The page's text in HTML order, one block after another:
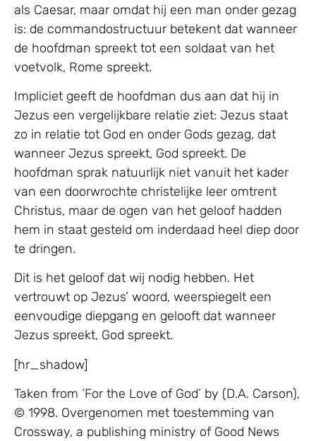
als Caesar, maar omdat hij een man onder gezag
is: de commandostructuur betekent dat wanneer
de hoofdman spreekt tot een soldaat van het
voetvolk, Rome spreekt.
Impliciet geeft de hoofdman dus aan dat hij in
Jezus een vergelijkbare relatie ziet: Jezus staat
zo in relatie tot God en onder Gods gezag, dat
wanneer Jezus spreekt, God spreekt. De
hoofdman sprak natuurlijk niet vanuit het kader
van een doorwrochte christelijke leer omtrent
Christus, maar de ogen van het geloof hadden
hem in staat gesteld om inderdaad heel diep door
te dringen.
Dit is het geloof dat wij nodig hebben. Het
vertrouwt op Jezus’ woord, weerspiegelt een
eenvoudige diepgang en gelooft dat wanneer
Jezus spreekt, God spreekt.
[hr_shadow]
Taken from ‘For the Love of God’ by (D.A. Carson),
© 1998. Overgenomen met toestemming van
Crossway, a publishing ministry of Good News